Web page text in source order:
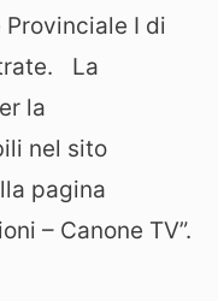
I di
La
la
nel sito
pagina
– Canone TV”.